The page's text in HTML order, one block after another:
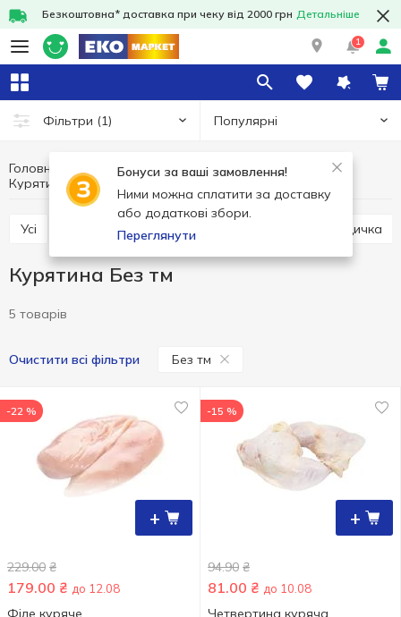
Безкоштовна* доставка при чеку від 2000 грн Детальніше
1
Фільтри (1) Популярні
Бонуси за ваші замовлення!
Ними можна сплатити за доставку
або додаткові збори.
Переглянути
Головна М'ясо та ковбасні вироби
Свіже м'ясо
Курятина
Курятина Без тм
Усі Свинина Індичка
Курятина Без тм
5 товарів
Очистити всі фільтри Без тм
+
-22 %
229.00 ₴
179.00 ₴ до 12.08
Філе куряче
+
-15 %
94.90 ₴
81.00 ₴ до 10.08
Четвертина куряча